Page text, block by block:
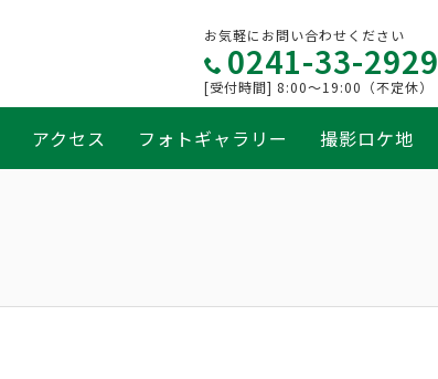
お気軽にお問い合わせください
0241-33-2929
[受付時間] 8:00～19:00（不定休）
アクセス フォトギャラリー 撮影ロケ地